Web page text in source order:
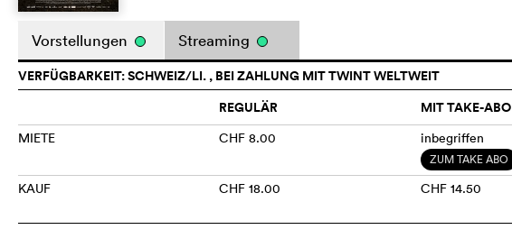
Vorstellungen Streaming
VERFÜGBARKEIT: SCHWEIZ/LI. , BEI ZAHLUNG MIT TWINT WELTWEIT
REGULÄR
MIT TAKE-ABO
MIETE CHF 8.00 inbegriffen
ZUM TAKE ABO
KAUF CHF 18.00 CHF 14.50